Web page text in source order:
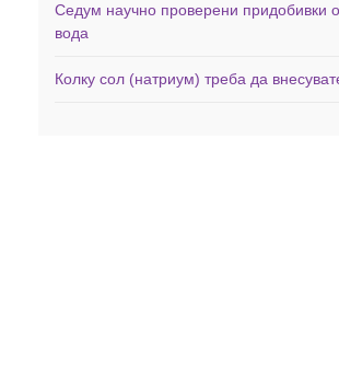
Седум научно проверени придобивки
вода
Колку сол (натриум) треба да